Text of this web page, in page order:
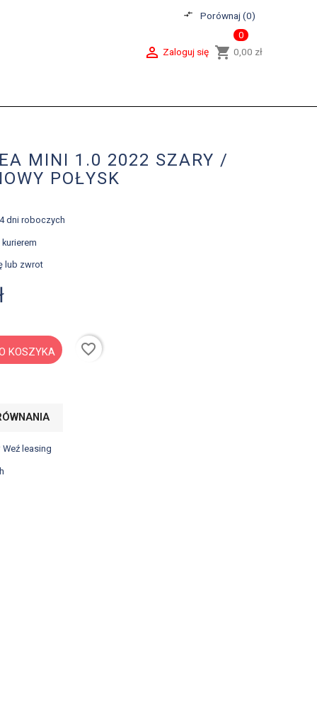
compare_arrows Porównaj (0)
shopping_cart
0
0,00 zł
 Zaloguj się
MINI 1.0 2022 SZARY /
POŁYSK
dni roboczych
lub zwrot
KOSZYKA
favorite_border
leasing